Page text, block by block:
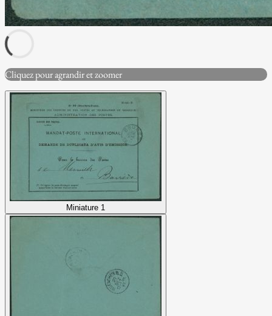
Cliquez pour agrandir et zoomer
Miniature 1